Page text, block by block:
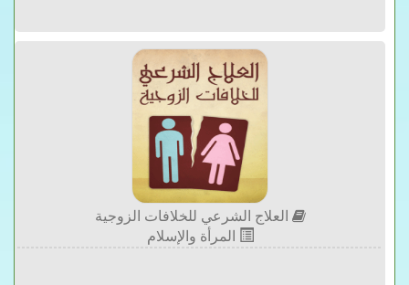
العلاج الشرعي للخلافات الزوجية
المرأة والإسلام